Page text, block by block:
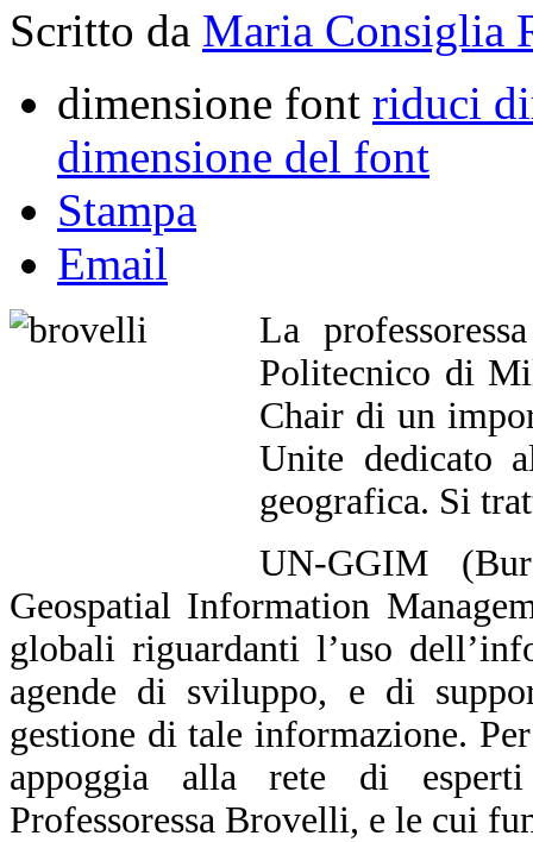
Scritto da Maria Consiglia
dimensione font riduci
dimensione del font
Stampa
Email
La
Politecnico di
Chair di un
Unite dedicato
geografica. Si
UN-GGIM
Geospatial Information
globali riguardanti l’uso
agende di sviluppo, e di
gestione di tale informazione.
appoggia alla rete di
Professoressa Brovelli, e le cui